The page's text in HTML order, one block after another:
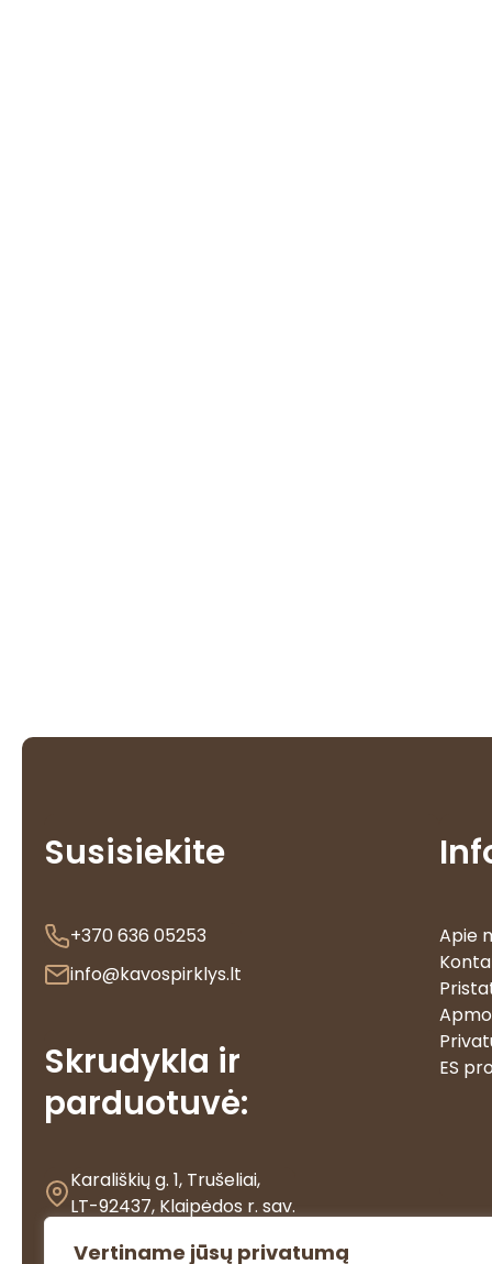
Vertiname jūsų privatumą
Susisiekite
+370 636 05253
info@kavospirklys.lt
Skrudykla ir
parduotuvė:
Karališkių g. 1, Trušeliai,
LT-92437, Klaipėdos r. sav.
I-V10:00-19:00
Apie
ES